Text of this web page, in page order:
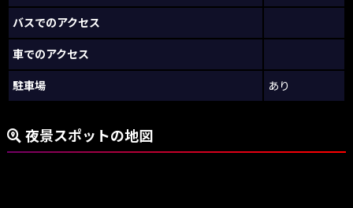
バスでのアクセス
車でのアクセス
駐車場 あり
夜景スポットの地図